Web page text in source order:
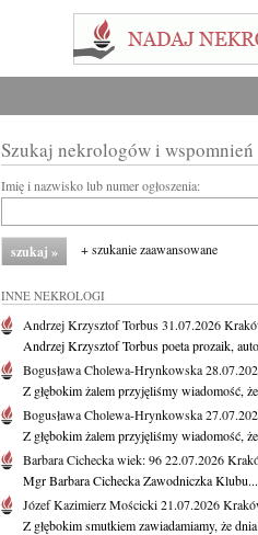
Szukaj nekrologów i wspomnień
Imię i nazwisko lub numer ogłoszenia:
+ szukanie zaawansowane
INNE NEKROLOGI
Andrzej Krzysztof Torbus31.07.2026
Andrzej Krzysztof Torbus poeta prozaik,
Bogusława Cholewa-Hrynkowska
Z głębokim żalem przyjęliśmy wiadomość,
Bogusława Cholewa-Hrynkowska
Z głębokim żalem przyjęliśmy wiadomość,
Barbara Cicheckawiek: 9622.07.2026
Mgr Barbara Cichecka Zawodniczka Klubu...
Józef Kazimierz Mościcki21.07.2026
Z głębokim smutkiem zawiadamiamy, że